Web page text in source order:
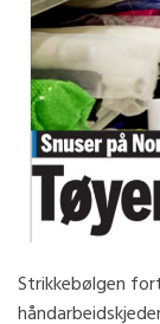
Strikkebølgen